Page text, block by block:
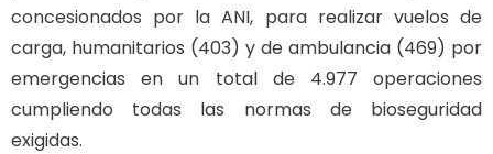
concesionados por la ANI, para realizar vuelos de
carga, humanitarios (403) y de ambulancia (469) por
emergencias en un total de 4.977 operaciones
cumpliendo todas las normas de bioseguridad
exigidas.